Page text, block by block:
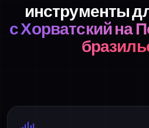
инструменты
с Хорватский на